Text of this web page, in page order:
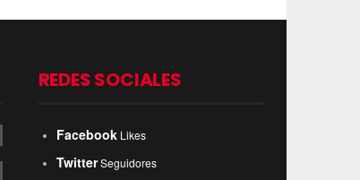
REDES SOCIALES
Facebook Likes
Twitter Seguidores